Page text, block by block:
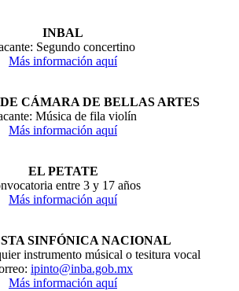
INBAL
Segundo concertino
Más información aquí
CÁMARA DE BELLAS ARTES
Música de fila violín
Más información aquí
EL PETATE
entre 3 y 17 años
Más información aquí
SINFÓNICA NACIONAL
instrumento músical o tesitura vocal
ipinto@inba.gob.mx
Más información aquí